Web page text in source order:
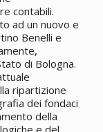
contabili.
ad un nuovo e
Benelli e
di Bologna.
ripartizione
dei fondaci
della